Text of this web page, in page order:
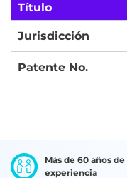
Título
Jurisdicción
Patente No.
Más de 60 años de
experiencia